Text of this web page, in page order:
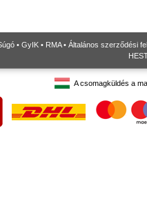
• GyIK • RMA• Általános szerződési
A csomagküldés a